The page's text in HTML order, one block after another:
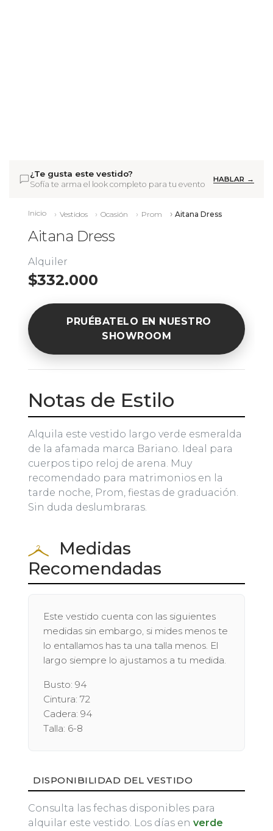
¿Te gusta este vestido?
Sofía te arma el look completo para tu evento
HABLAR →
Inicio Vestidos Ocasión Prom Aitana Dress
Aitana Dress
Alquiler
$332.000
PRUÉBATELO EN NUESTRO
SHOWROOM
Notas de Estilo
Alquila este vestido largo verde esmeralda
de la afamada marca Bariano. Ideal para
cuerpos tipo reloj de arena. Muy
recomendado para matrimonios en la
tarde noche, Prom, fiestas de graduación.
Sin duda deslumbraras.
Medidas
Recomendadas
Este vestido cuenta con las siguientes
medidas sin embargo, si mides menos te
lo entallamos has ta una talla menos. El
largo siempre lo ajustamos a tu medida.
Busto: 94
Cintura: 72
Cadera: 94
Talla: 6-8
DISPONIBILIDAD DEL VESTIDO
Consulta las fechas disponibles para
alquilar este vestido. Los días en verde